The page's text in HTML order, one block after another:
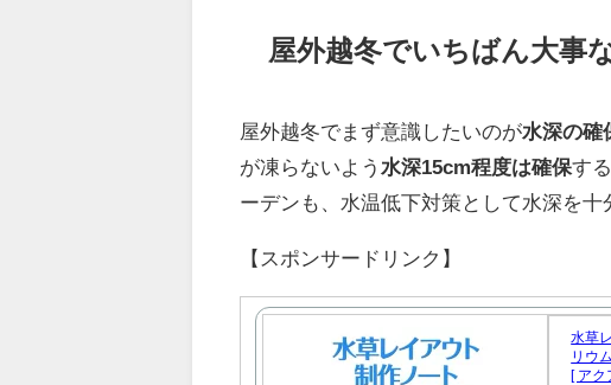
屋外越冬でいちばん大事
屋外越冬でまず意識したいのが水深の確
が凍らないよう 水深15cm程度は確保す
ーデンも、水温低下対策として水深を十
【スポンサードリンク】
水草
リウ
[ アク